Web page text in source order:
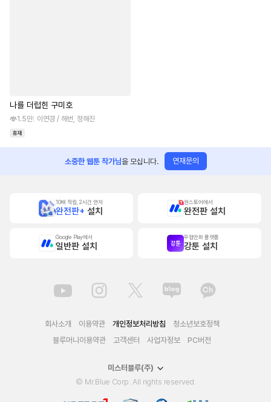
나를 더럽힌 구미호
1.5만 이연경 / 해번, 정해진
소중한 웹툰 작가님을 모십니다. 연재문의
10배 적립, 2시간 먼저
완전판+ 설치
원스토어에서
완전판 설치
Google Play에서
일반판 설치
무협만화 플랫폼
강툰 설치
회사소개 이용약관 개인정보처리방침
청소년보호정책
블루머니이용약관
고객센터 사업자정보 PC버전
미스터블루(주)
© Mr.Blue Corp. All rights reserved.